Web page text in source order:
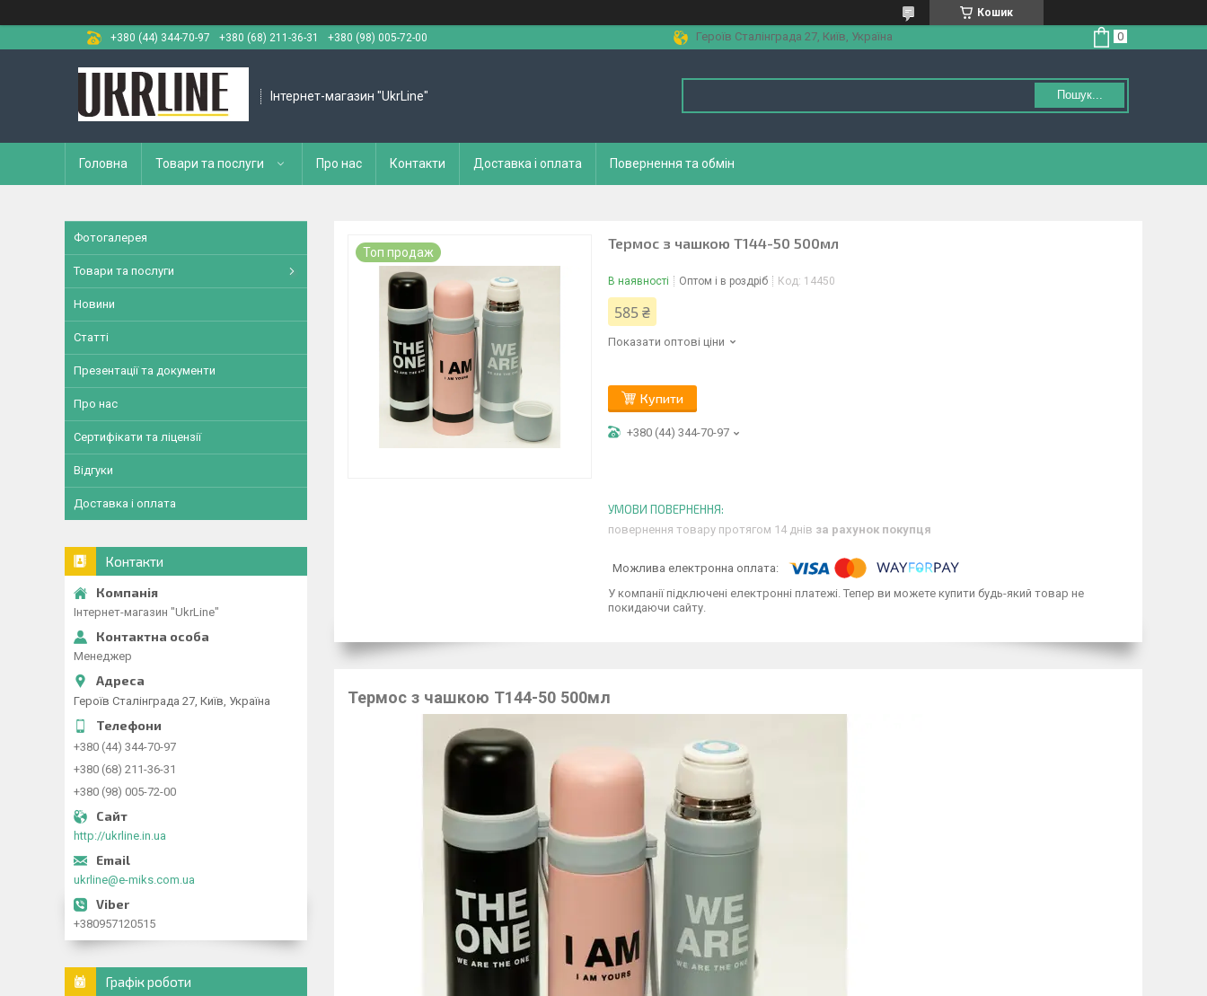
Кошик
+380 (44) 344-70-97
+380 (68) 211-36-31 +380 (98) 005-72-00 Героїв Сталінграда 27, Київ, Україна
Інтернет-магазин "UkrLine" Пошук...
Головна Товари та послуги Про нас Контакти Доставка і оплата Повернення та обмін
Топ продаж
Термос з чашкою Т144-50 500мл
В наявності Оптом і в роздріб Код: 14450
585 ₴
Показати оптові ціни
Купити
+380 (44) 344-70-97
повернення товару протягом 14 днів за рахунок покупця
У компанії підключені електронні платежі. Тепер ви можете купити будь-який товар не
покидаючи сайту.
Термос з чашкою Т144-50 500мл
Фотогалерея
Товари та послуги
Новини
Статті
Презентації та документи
Про нас
Сертифікати та ліцензії
Відгуки
Доставка і оплата
Контакти
Інтернет-магазин "UkrLine"
Менеджер
Героїв Сталінграда 27, Київ, Україна
+380 (44) 344-70-97
+380 (68) 211-36-31
+380 (98) 005-72-00
http://ukrline.in.ua
ukrline@e-miks.com.ua
+380957120515
Графік роботи